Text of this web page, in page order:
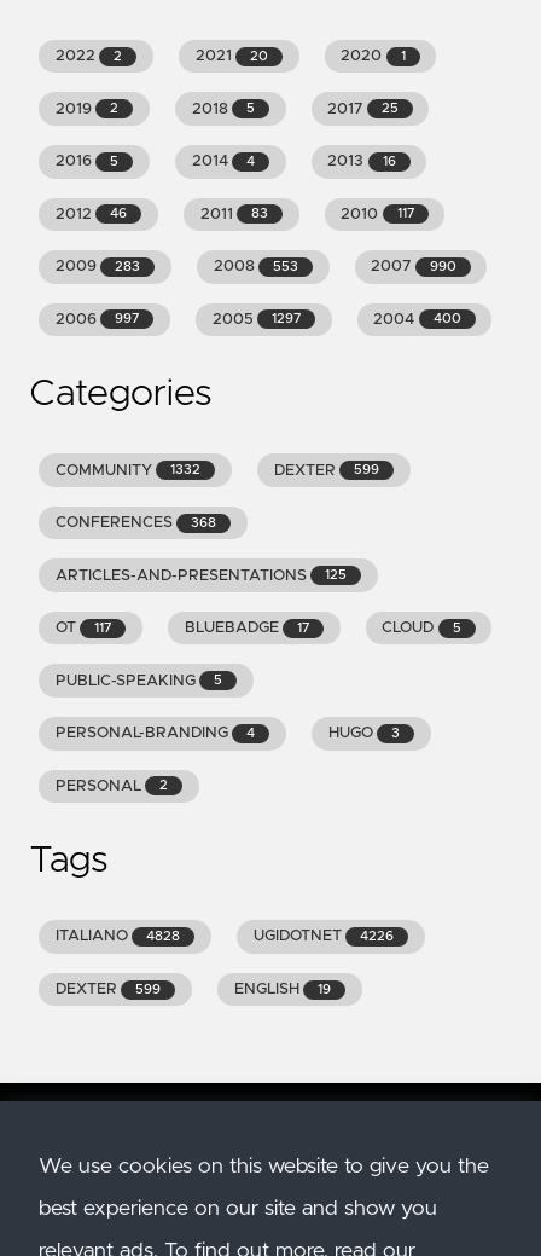
We use cookies on this website to give you the
best experience on our site and show you
relevant ads. To find out more, read our
2022 2 2021 20 2020 1
2019 2 2018 5 2017 25
2016 5 2014 4 2013 16
2012 46 2011 83 2010 117
2009 283 2008 553 2007 990
2006 997 2005 1297 2004 400
Categories
COMMUNITY 1332 DEXTER 599
CONFERENCES 368
ARTICLES-AND-PRESENTATIONS 125
OT 117 BLUEBADGE 17 CLOUD 5
PUBLIC-SPEAKING 5
PERSONAL-BRANDING 4 HUGO 3
PERSONAL 2
Tags
ITALIANO 4828 UGIDOTNET 4226
DEXTER 599 ENGLISH 19
Copyright2026GENIODELMALE.INFO. All Rights
Reserved. All trademarks and images belong to
their respective owners.